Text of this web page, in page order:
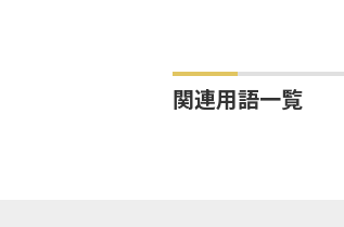
関連用語一覧